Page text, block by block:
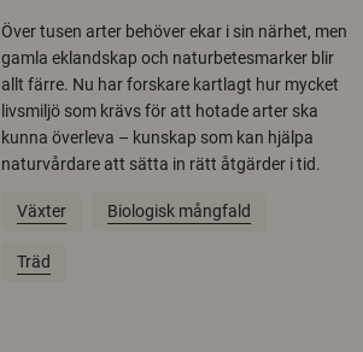
Över tusen arter behöver ekar i sin närhet, men
gamla eklandskap och naturbetesmarker blir
allt färre. Nu har forskare kartlagt hur mycket
livsmiljö som krävs för att hotade arter ska
kunna överleva – kunskap som kan hjälpa
naturvårdare att sätta in rätt åtgärder i tid.
Växter Biologisk mångfald
Träd